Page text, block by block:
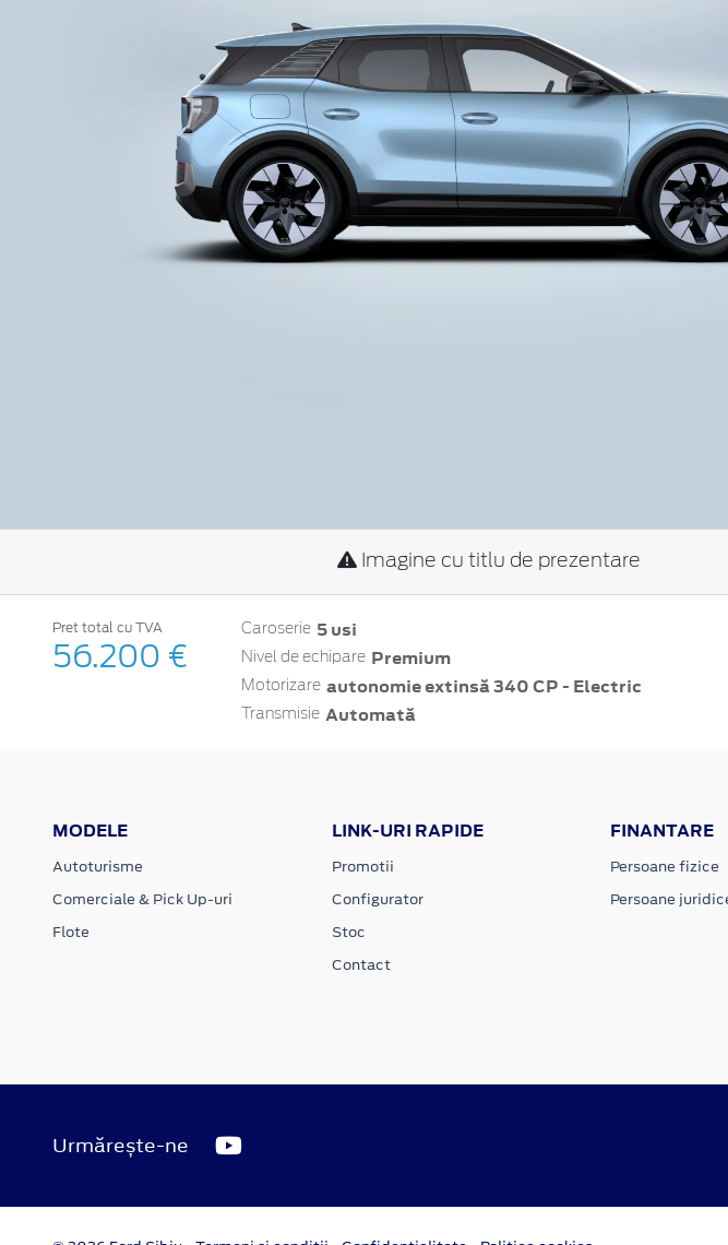
Imagine cu titlu de prezentare
Pret total cu TVA
56.200 €
Caroserie 5 usi
Nivel de echipare Premium
Motorizare autonomie extinsă 340 CP - Electric
Transmisie Automată
MODELE
Autoturisme
Comerciale & Pick Up-uri
Flote
LINK-URI RAPIDE
Promotii
Configurator
Stoc
Contact
FINANTARE
Persoane fizice
Persoane
Urmărește-ne